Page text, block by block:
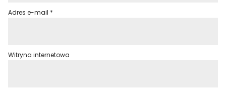
Adres e-mail *
Witryna internetowa